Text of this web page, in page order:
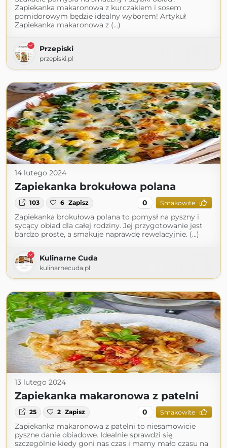
Zapiekanka makaronowa z kurczakiem i sosem
pomidorowym będzie idealny wyborem! Artykuł
Zapiekanka makaronowa z (...)
Przepiski
przepiski.pl
14 lutego 2024
Zapiekanka brokułowa polana
103 6 Zapisz 0 Smakowite
Zapiekanka brokułowa polana to pomysł na pyszny i
sycący obiad dla całej rodziny. Jej przygotowanie jest
bardzo proste, a smakuje naprawdę rewelacyjnie. (...)
Kulinarne Cuda
kulinarnecuda.pl
13 lutego 2024
Zapiekanka makaronowa z patelni
25 2 Zapisz 0 Smakowite
Zapiekanka makaronowa z patelni to niesamowicie
pyszne danie obiadowe. Idealnie sprawdzi się,
szczególnie kiedy goni nas czas i mamy mało czasu na